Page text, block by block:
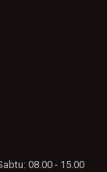
08.00 - 15.00